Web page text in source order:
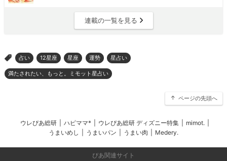
連載の一覧を見る
> 占い 12星座 星座 運勢 星占い
満たされたい、もっと。ミモット星占い
ページの先頭へ
ウレぴあ総研 ハピママ* ウレぴあ総研 ディズニー特集 mimot.
うまいめし
うまいパン うまい肉 Medery.
ぴあ関連サイト